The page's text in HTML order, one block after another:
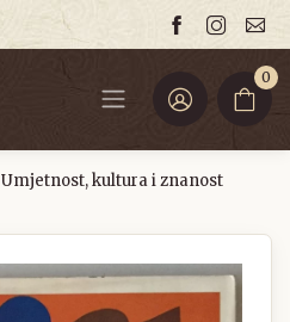
0
Umjetnost, kultura i znanost